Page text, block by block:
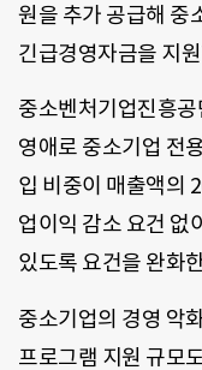
원을 추가 공급해 중
긴급경영자금을 지
중소벤처기업진흥
영애로 중소기업 전
입 비중이 매출액의
업이익 감소 요건 없
있도록 요건을 완화
중소기업의 경영 악
프로그램 지원 규모